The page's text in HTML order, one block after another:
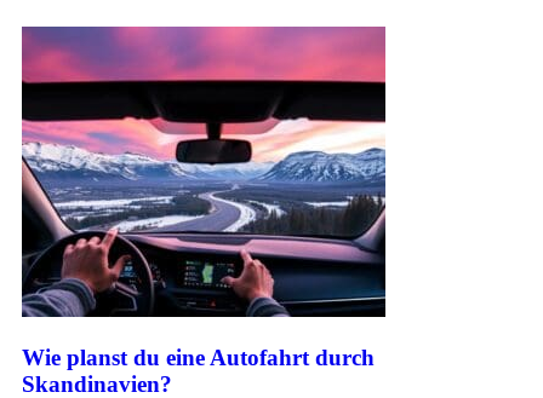
Wie planst du eine Autofahrt durch
Skandinavien?